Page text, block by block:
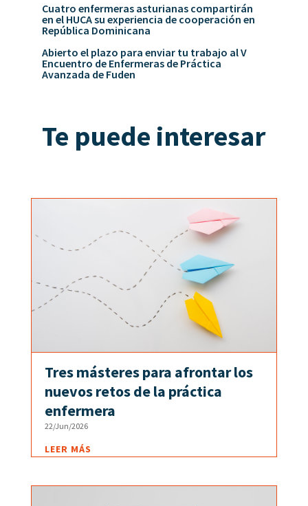
Cuatro enfermeras asturianas compartirán
en el HUCA su experiencia de cooperación en
República Dominicana
Abierto el plazo para enviar tu trabajo al V
Encuentro de Enfermeras de Práctica
Avanzada de Fuden
Te puede interesar
Tres másteres para afrontar los
nuevos retos de la práctica
enfermera
22/Jun/2026
LEER MÁS